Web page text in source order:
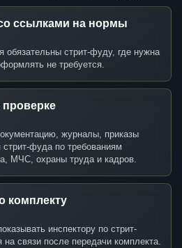
ссылками на нормы
обязательны стрит-фуду, где нужна
не требуется.
проверке
журналы, приказы
стрит-фуда по требованиям
МЧС, охраны труда и кадров.
комплекту
инспектору по стрит-
связи после передачи комплекта.